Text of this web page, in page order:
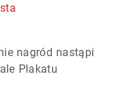
nagród nastąpi
Plakatu